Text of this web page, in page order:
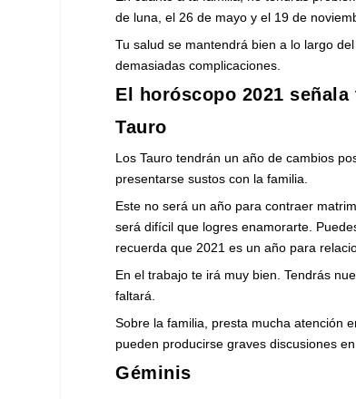
de luna, el 26 de mayo y el 19 de
Tu salud se mantendrá bien a lo largo
demasiadas complicaciones.
El horóscopo 2021
Tauro
Los Tauro tendrán un año de cambios
presentarse sustos con la familia.
Este no será un año para contraer
será difícil que logres enamorarte.
recuerda que 2021 es un año para
En el trabajo te irá muy bien. Tendrás
faltará.
Sobre la familia, presta mucha atención
pueden producirse graves discusiones
Géminis